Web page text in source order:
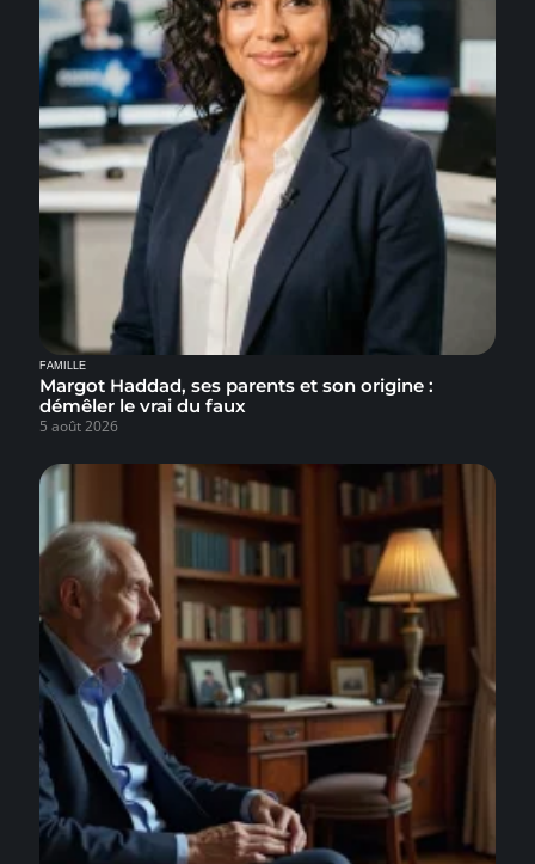
FAMILLE
Margot Haddad, ses parents et son origine :
démêler le vrai du faux
5 août 2026